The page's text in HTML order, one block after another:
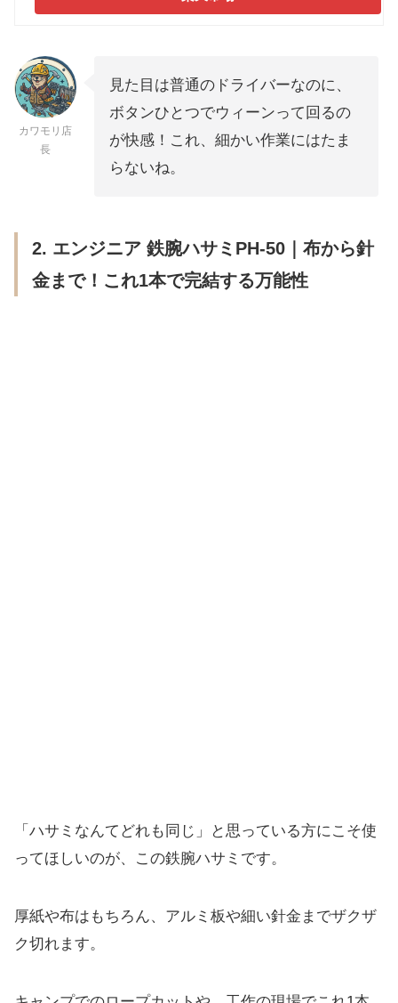
カワモリ店
長
見た目は普通のドライバーなのに、
ボタンひとつでウィーンって回るの
が快感！これ、細かい作業にはたま
らないね。
2. エンジニア 鉄腕ハサミPH-50｜布から針
金まで！これ1本で完結する万能性
「ハサミなんてどれも同じ」と思っている方にこそ使
ってほしいのが、この鉄腕ハサミです。
厚紙や布はもちろん、アルミ板や細い針金までザクザ
ク切れます。